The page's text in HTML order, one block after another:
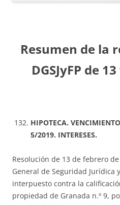
Resumen de la
DGSJyFP de
HIPOTECA.
5/2019. INTERESES.
Resolución de 13 de febrero
General de Seguridad Jurídica
interpuesto contra la
propiedad de Granada n.º 9,